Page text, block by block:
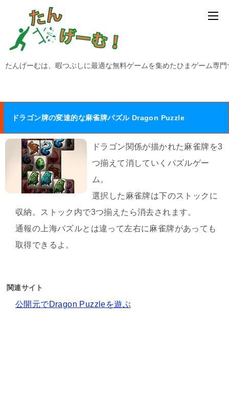
たんげーむは、暇つぶしに最適な無料ゲームを集めたひまゲーム専
ドラゴン牌の変速的な麻雀牌パズル Dragon Puzzle
ドラゴン関係が描かれた麻雀牌を3
つ揃えて消していくパズルゲー
ム。
選択した麻雀牌は下のストックに
収納。ストック内で3つ揃えたら消去されます。
通報の上海パズルとは違って左右に麻雀牌があっても
取得できるよ。
関連サイト
公開元でDragon Puzzleを遊ぶ